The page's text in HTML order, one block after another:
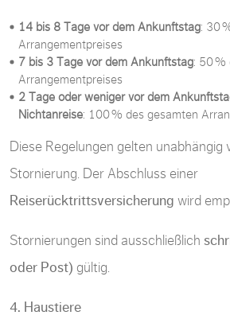
14 bis 8 Tage vor dem Ankunftstag: 30
Arrangementpreises
7 bis 3 Tage vor dem Ankunftstag: 50 %
Arrangementpreises
2 Tage oder weniger vor dem
Nichtanreise: 100 % des gesamten
Diese Regelungen gelten unabhängig
Stornierung. Der Abschluss einer
Reiserücktrittsversicherung wird
Stornierungen sind ausschließlich
oder Post) gültig.
4. Haustiere